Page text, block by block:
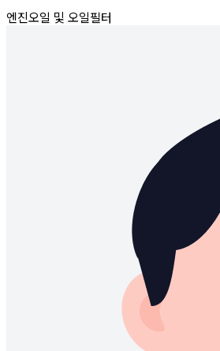
엔진오일 및 오일필터